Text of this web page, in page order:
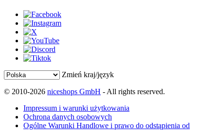
Zmień kraj/język
© 2010-2026 niceshops GmbH - All rights reserved.
Impressum i warunki użytkowania
Ochrona danych osobowych
Ogólne Warunki Handlowe i prawo do odstąpienia od